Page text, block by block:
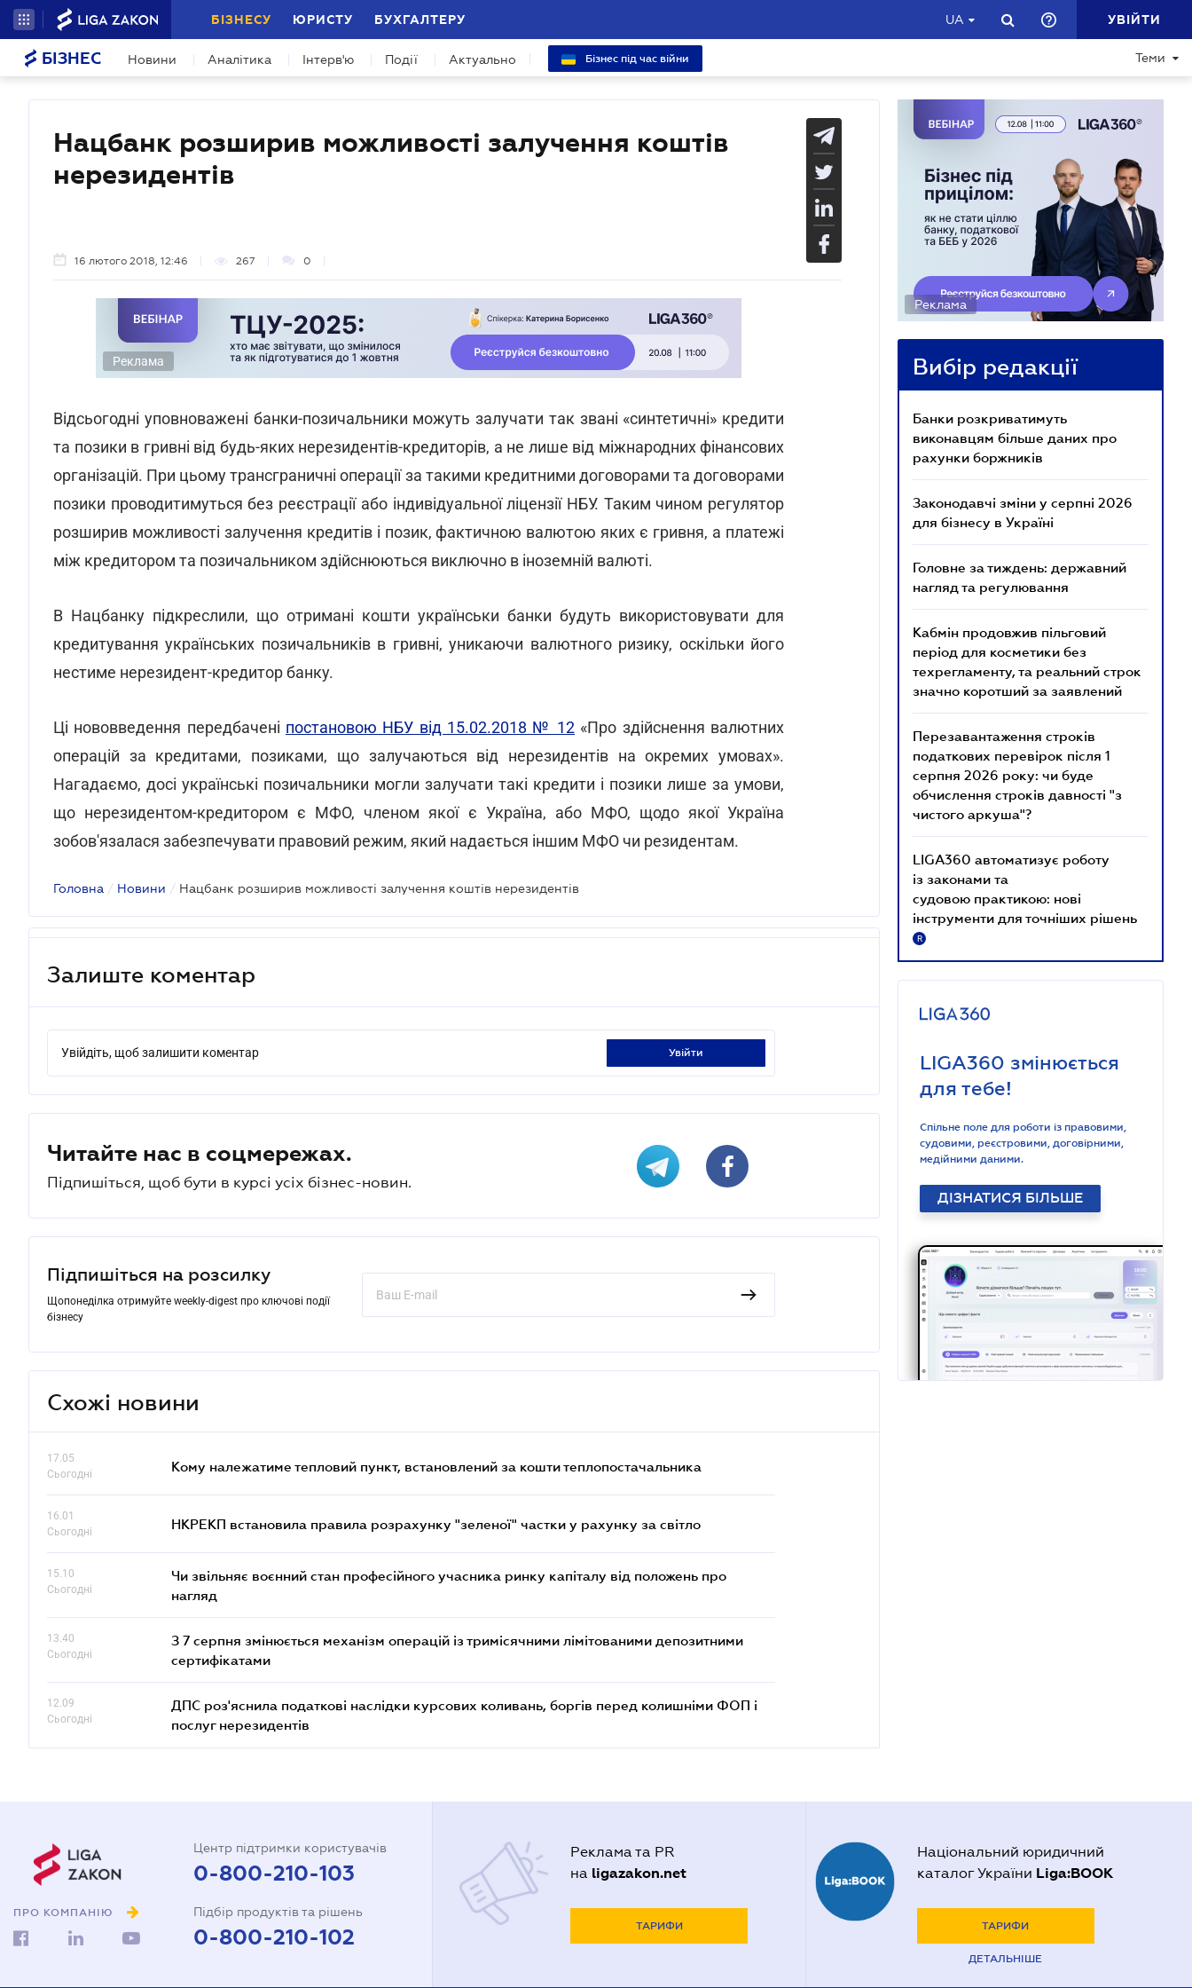
БІЗНЕСУ ЮРИСТУ БУХГАЛТЕРУ UA УВІЙТИ
БІЗНЕС Новини Аналітика Інтерв'ю Події Актуально Бізнес під час війни Теми
Нацбанк розширив можливості залучення коштів
нерезидентів
16 лютого 2018, 12:46 267 0
Реклама
Відсьогодні уповноважені банки-позичальники можуть залучати так звані «синтетичні» кредити
та позики в гривні від будь-яких нерезидентів-кредиторів, а не лише від міжнародних фінансових
організацій. При цьому трансграничні операції за такими кредитними договорами та договорами
позики проводитимуться без реєстрації або індивідуальної ліцензії НБУ. Таким чином регулятор
розширив можливості залучення кредитів і позик, фактичною валютою яких є гривня, а платежі
між кредитором та позичальником здійснюються виключно в іноземній валюті.
В Нацбанку підкреслили, що отримані кошти українськи банки будуть використовувати для
кредитування українських позичальників в гривні, уникаючи валютного ризику, оскільки його
нестиме нерезидент-кредитор банку.
Ці нововведення передбачені постановою НБУ від 15.02.2018 № 12 «Про здійснення валютних
операцій за кредитами, позиками, що залучаються від нерезидентів на окремих умовах».
Нагадаємо, досі українські позичальники могли залучати такі кредити і позики лише за умови,
що нерезидентом-кредитором є МФО, членом якої є Україна, або МФО, щодо якої Україна
зобов'язалася забезпечувати правовий режим, який надається іншим МФО чи резидентам.
Головна / Новини / Нацбанк розширив можливості залучення коштів нерезидентів
Залиште коментар
Увійдіть, щоб залишити коментар увійти
Читайте нас в соцмережах.
Підпишіться, щоб бути в курсі усіх бізнес-новин.
Підпишіться на розсилку
Щопонеділка отримуйте weekly-digest про ключові події
бізнесу
Схожі новини
17.05
Сьогодні
Кому належатиме тепловий пункт, встановлений за кошти теплопостачальника
16.01
Сьогодні
НКРЕКП встановила правила розрахунку "зеленої" частки у рахунку за світло
15.10
Сьогодні
Чи звільняє воєнний стан професійного учасника ринку капіталу від положень про
нагляд
13.40
Сьогодні
З 7 серпня змінюється механізм операцій із тримісячними лімітованими депозитними
сертифікатами
12.09
Сьогодні
ДПС роз'яснила податкові наслідки курсових коливань, боргів перед колишніми ФОП і
послуг нерезидентів
Реклама
Вибір редакції
Банки розкриватимуть
виконавцям більше даних про
рахунки боржників
Законодавчі зміни у серпні 2026
для бізнесу в Україні
Головне за тиждень: державний
нагляд та регулювання
Кабмін продовжив пільговий
період для косметики без
техрегламенту, та реальний строк
значно коротший за заявлений
Перезавантаження строків
податкових перевірок після 1
серпня 2026 року: чи буде
обчислення строків давності "з
чистого аркуша"?
LIGA360 автоматизує роботу
із законами та
судовою практикою: нові
інструменти для точніших рішень
R
LIGA360 змінюється
для тебе!
Спільне поле для роботи із правовими,
судовими, реєстровими, договірними,
медійними даними.
ДІЗНАТИСЯ БІЛЬШЕ
ПРО КОМПАНІЮ
Центр підтримки користувачів
0-800-210-103
Підбір продуктів та рішень
0-800-210-102
Реклама та PR
на ligazakon.net
ТАРИФИ
Національний юридичний
каталог України Liga:BOOK
ТАРИФИ
ДЕТАЛЬНІШЕ